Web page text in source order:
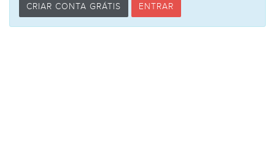
CRIAR CONTA GRÁTIS ENTRAR